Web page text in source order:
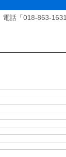
話「018-863-